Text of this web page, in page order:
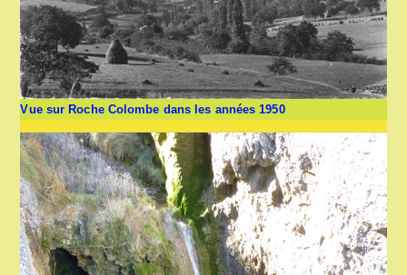
Vue sur Roche Colombe dans les années 1950